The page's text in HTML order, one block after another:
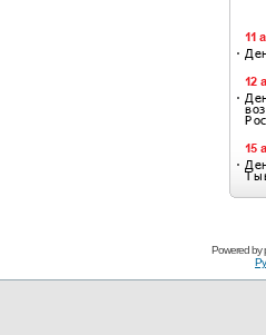
Powered by